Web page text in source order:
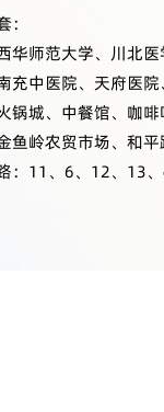
华师范大学、川北医
充中医院、天府医
锅城、中餐馆、咖啡
鱼岭农贸市场、和平
：11、6、12、13、